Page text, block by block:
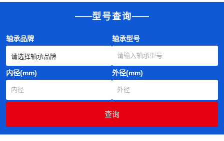
型号查询
轴承品牌 轴承型号
内径(mm) 外径(mm)